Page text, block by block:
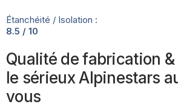
Étanchéité / Isolation :
8.5 / 10
Qualité de fabrication
le sérieux Alpinestars
vous